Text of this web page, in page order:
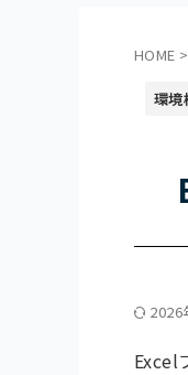
HOME >
環境
2026
Excel